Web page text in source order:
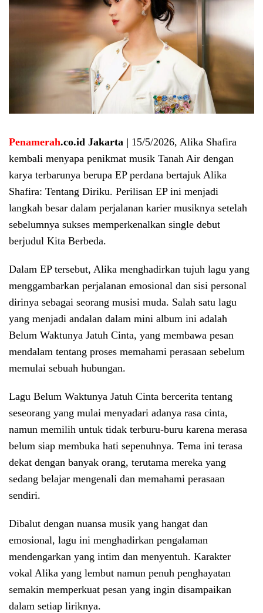
Penamerah.co.id Jakarta | 15/5/2026, Alika Shafira
kembali menyapa penikmat musik Tanah Air dengan
karya terbarunya berupa EP perdana bertajuk Alika
Shafira: Tentang Diriku. Perilisan EP ini menjadi
langkah besar dalam perjalanan karier musiknya setelah
sebelumnya sukses memperkenalkan single debut
berjudul Kita Berbeda.
Dalam EP tersebut, Alika menghadirkan tujuh lagu yang
menggambarkan perjalanan emosional dan sisi personal
dirinya sebagai seorang musisi muda. Salah satu lagu
yang menjadi andalan dalam mini album ini adalah
Belum Waktunya Jatuh Cinta, yang membawa pesan
mendalam tentang proses memahami perasaan sebelum
memulai sebuah hubungan.
Lagu Belum Waktunya Jatuh Cinta bercerita tentang
seseorang yang mulai menyadari adanya rasa cinta,
namun memilih untuk tidak terburu-buru karena merasa
belum siap membuka hati sepenuhnya. Tema ini terasa
dekat dengan banyak orang, terutama mereka yang
sedang belajar mengenali dan memahami perasaan
sendiri.
Dibalut dengan nuansa musik yang hangat dan
emosional, lagu ini menghadirkan pengalaman
mendengarkan yang intim dan menyentuh. Karakter
vokal Alika yang lembut namun penuh penghayatan
semakin memperkuat pesan yang ingin disampaikan
dalam setiap liriknya.